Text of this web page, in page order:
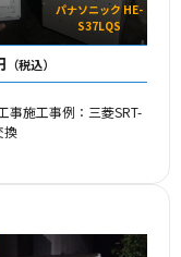
パナソニック HE-
S37LQS
（税込）
事施工事例：三菱SRT-
換